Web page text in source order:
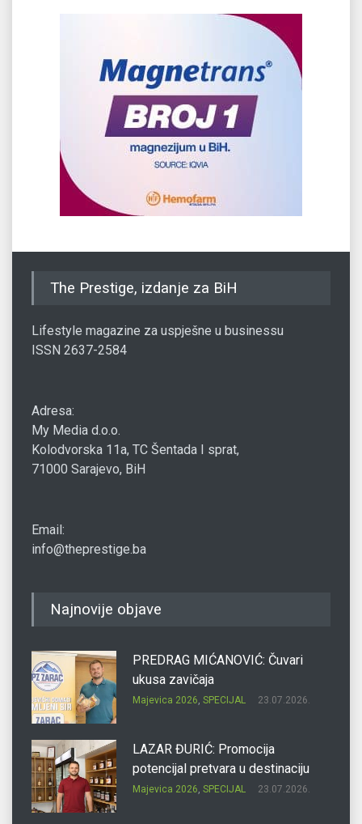
The Prestige, izdanje za BiH
Lifestyle magazine za uspješne u businessu
ISSN 2637-2584
Adresa:
My Media d.o.o.
Kolodvorska 11a, TC Šentada I sprat,
71000 Sarajevo, BiH
Email:
info@theprestige.ba
Najnovije objave
PREDRAG MIĆANOVIĆ: Čuvari
ukusa zavičaja
Majevica 2026, SPECIJAL 23.07.2026.
LAZAR ĐURIĆ: Promocija
potencijal pretvara u destinaciju
Majevica 2026, SPECIJAL 23.07.2026.